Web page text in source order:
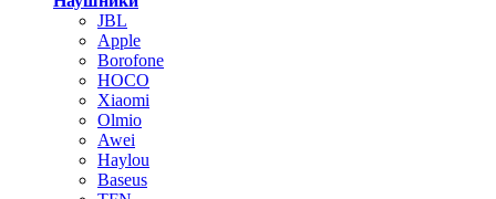
JBL
Apple
Borofone
HOCO
Xiaomi
Olmio
Awei
Haylou
Baseus